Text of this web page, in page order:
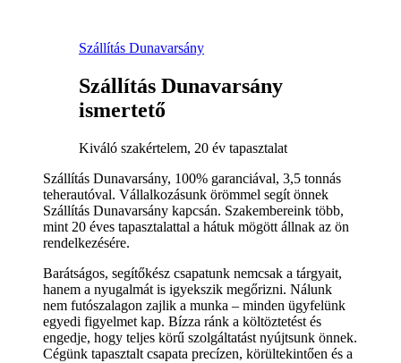
Szállítás Dunavarsány
Szállítás Dunavarsány
ismertető
Kiváló szakértelem, 20 év tapasztalat
Szállítás Dunavarsány, 100% garanciával, 3,5 tonnás
teherautóval. Vállalkozásunk örömmel segít önnek
Szállítás Dunavarsány kapcsán. Szakembereink több,
mint 20 éves tapasztalattal a hátuk mögött állnak az ön
rendelkezésére.
Barátságos, segítőkész csapatunk nemcsak a tárgyait,
hanem a nyugalmát is igyekszik megőrizni. Nálunk
nem futószalagon zajlik a munka – minden ügyfelünk
egyedi figyelmet kap. Bízza ránk a költöztetést és
engedje, hogy teljes körű szolgáltatást nyújtsunk önnek.
Cégünk tapasztalt csapata precízen, körültekintően és a